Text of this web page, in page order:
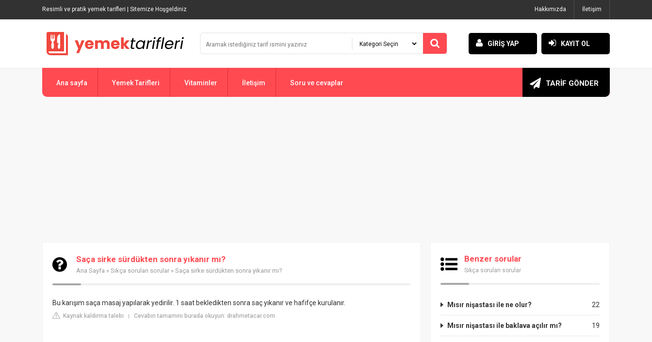
Resimli ve pratik yemek tarifleri | Sitemize Hoşgeldiniz Hakkımızda İletişim
GİRİŞ YAP KAYIT OL
Ana sayfa Yemek Tarifleri Vitaminler İletişim Soru ve cevaplar TARİF GÖNDER
Saça sirke sürdükten sonra yıkanır mı?
Ana Sayfa » Sıkça sorulan sorular » Saça sirke sürdükten sonra yıkanır mı?
Bu karışım saça masaj yapılarak yedirilir. 1 saat bekledikten sonra saç yıkanır ve hafifçe kurulanır.
Kaynak kaldırma talebi | Cevabın tamamını burada okuyun: drahmetacar.com
Benzer sorular
Sıkça sorulan sorular
22
Mısır nişastası ile ne olur?
19
Mısır nişastası ile baklava açılır mı?